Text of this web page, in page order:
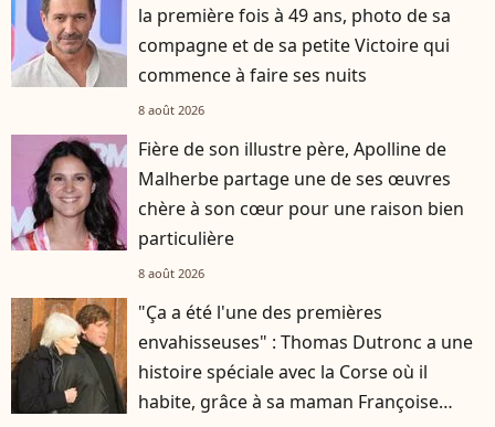
la première fois à 49 ans, photo de sa
compagne et de sa petite Victoire qui
commence à faire ses nuits
8 août 2026
Fière de son illustre père, Apolline de
Malherbe partage une de ses œuvres
chère à son cœur pour une raison bien
particulière
8 août 2026
"Ça a été l'une des premières
envahisseuses" : Thomas Dutronc a une
histoire spéciale avec la Corse où il
habite, grâce à sa maman Françoise